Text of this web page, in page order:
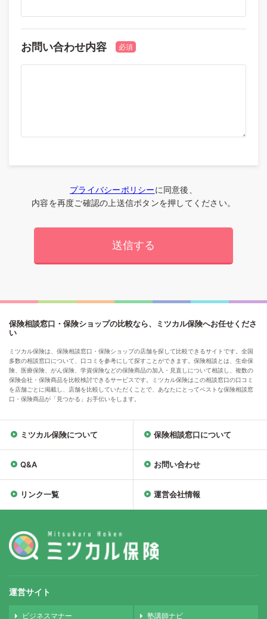
お問い合わせ内容 必須
プライバシーポリシーに同意後、
内容を再度ご確認の上送信ボタンを押してください。
保険相談窓口・保険ショップの比較なら、ミツカル保険へお任せくださ
い
ミツカル保険は、保険相談窓口・保険ショップの店舗を探して比較できるサイトです。全国
多数の相談窓口について、口コミを参考にして探すことができます。保険相談とは、生命保
険、医療保険、がん保険、学資保険などの保険商品の加入・見直しについて相談し、複数の
保険会社・保険商品を比較検討できるサービスです。ミツカル保険はこの相談窓口の口コミ
を店舗ごとに掲載し、店舗を比較していただくことで、あなたにとってベストな保険相談窓
口・保険商品が「見つかる」お手伝いをします。
ミツカル保険について 保険相談窓口について
Q&A お問い合わせ
リンク一覧 運営会社情報
運営サイト
ビジネスマナー 塾講師ナビ